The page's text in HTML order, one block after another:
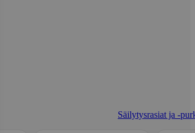
Säilytysrasiat ja -